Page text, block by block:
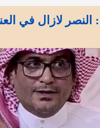
لازال في